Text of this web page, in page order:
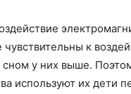
к
у них выше.
используют их дети